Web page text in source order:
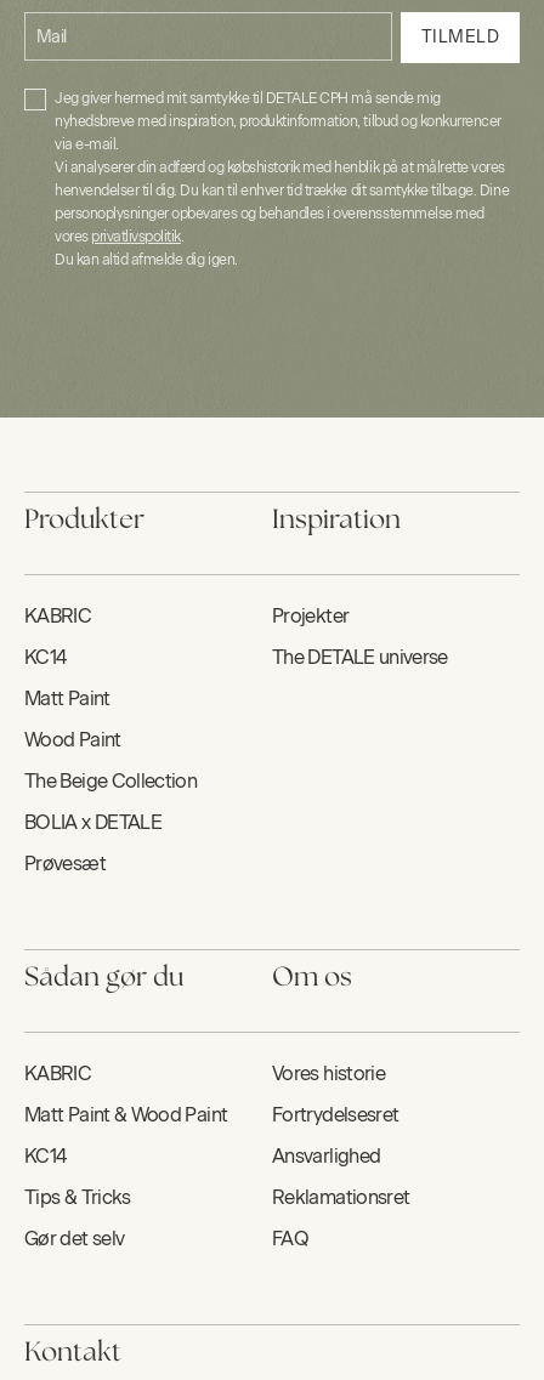
Mail TILMELD
Jeg giver hermed mit samtykke til DETALE CPH må sende mig
nyhedsbreve med inspiration, produktinformation, tilbud og konkurrencer
via e-mail.
Vi analyserer din adfærd og købshistorik med henblik på at målrette vores
henvendelser til dig. Du kan til enhver tid trække dit samtykke tilbage. Dine
personoplysninger opbevares og behandles i overensstemmelse med
vores privatlivspolitik.
Du kan altid afmelde dig igen.
Produkter
KABRIC
KC14
Matt Paint
Wood Paint
The Beige Collection
BOLIA x DETALE
Prøvesæt
Inspiration
Projekter
The DETALE universe
Sådan gør du
KABRIC
Matt Paint & Wood Paint
KC14
Tips & Tricks
Gør det selv
Om os
Vores historie
Fortrydelsesret
Ansvarlighed
Reklamationsret
FAQ
Kontakt